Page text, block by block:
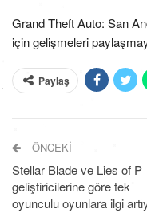
Grand Theft Auto: San
için gelişmeleri
Paylaş
ÖNCEKI
Stellar Blade ve Lies of P
geliştiricilerine göre tek
oyunculu oyunlara ilgi